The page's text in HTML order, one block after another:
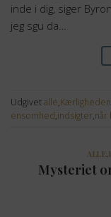
inde i dig, siger
jeg sgu da…
Udgivetalle,Kærligheden
ensomhed,indsigter,når
ALLE,
Mysteriet